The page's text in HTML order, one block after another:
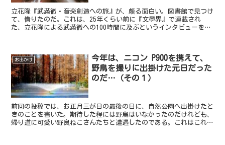
立花隆『武満徹・音楽創造への旅』が、頗る面白い。図書館で見つけ
て、借りたのだ。これは、25年くらい前に『文學界』で連載され
た、立花隆による武満徹への100時間に及ぶというインタビューを、
お出かけ
今年は、ニコン P900を携えて、
野鳥を撮りに出掛けた元日だった
のだ…（その１）
前回の投稿では、お正月三が日の最後の日に、自然公園へ出掛けたと
きのことを書いた。期待した程には野鳥はいなかったのだけれども、
帰り道に可愛い野良ねこさんたちと遭遇したのである。これはこれ